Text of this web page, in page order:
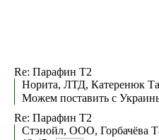
Re: Парафин Т2
Норита, ЛТД, Катеренюк
Можем поставить с
Re: Парафин Т2
Стэнойл, ООО, Горбачёва